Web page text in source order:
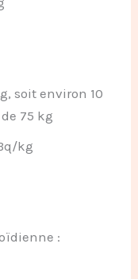
soit environ 10
75 kg
kg
: